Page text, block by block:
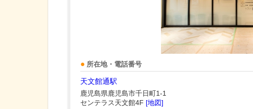
所在地・電話番号
天文館通駅
鹿児島県鹿児島市千日町1-1
センテラス天文館4F [地図]